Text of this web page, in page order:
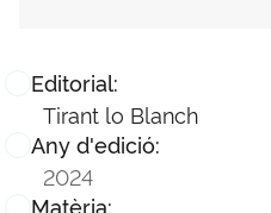
Editorial:
Tirant lo Blanch
Any d'edició:
2024
Matèria: